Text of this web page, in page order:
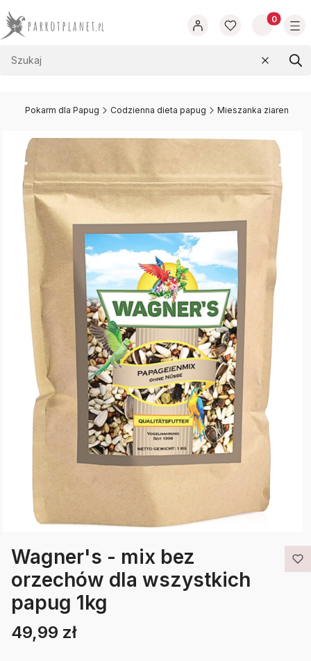
Produkty
Wyczyść
Pokarm dla Papug Codzienna dieta papug Mieszanka ziaren
Wagner's - mix bez
orzechów dla wszystkich
papug 1kg
Etykiety
Cena
49,99 zł